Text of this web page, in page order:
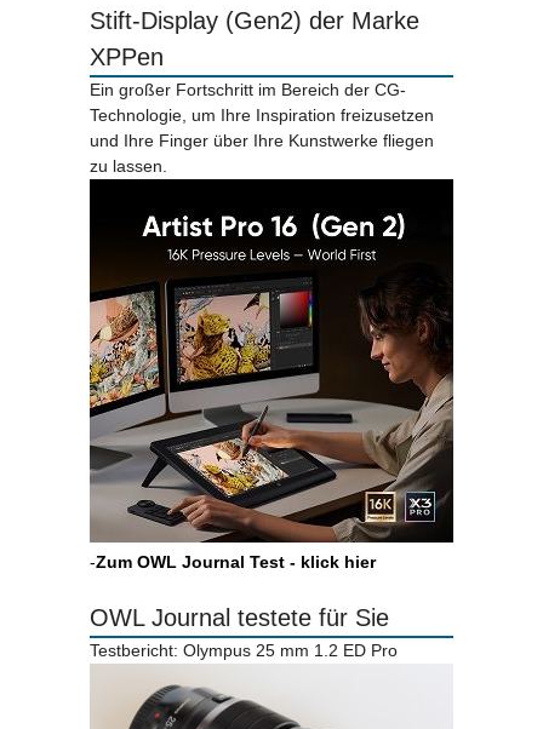
Stift-Display (Gen2) der Marke
XPPen
Ein großer Fortschritt im Bereich der CG-
Technologie, um Ihre Inspiration freizusetzen
und Ihre Finger über Ihre Kunstwerke fliegen
zu lassen.
-Zum OWL Journal Test - klick hier
OWL Journal testete für Sie
Testbericht: Olympus 25 mm 1.2 ED Pro